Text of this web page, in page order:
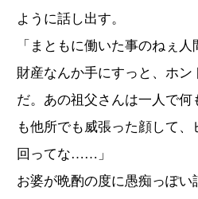
ように話し出す。
「まともに働いた事のねぇ
財産なんか手にすっと、ホン
だ。あの祖父さんは一人で
も他所でも威張った顔して
回ってな……」
お婆が晩酌の度に愚痴っぽい